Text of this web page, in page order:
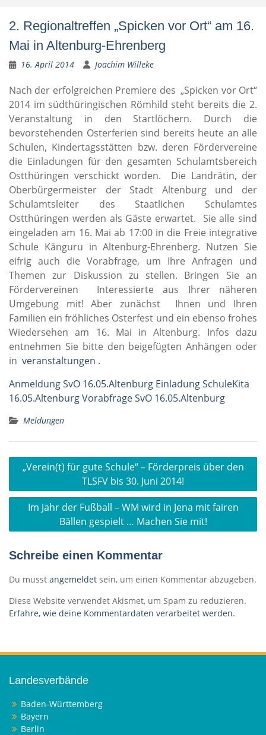
2. Regionaltreffen „Spicken vor Ort“ am 16.
Mai in Altenburg-Ehrenberg
16. April 2014 Joachim Willeke
Nach der erfolgreichen Premiere des „Spicken vor Ort“
2014 im südthüringischen Römhild steht bereits die 2.
Veranstaltung in den Startlöchern. Durch die
bevorstehenden Osterferien sind bereits heute an alle
Schulen, Kindertagsstätten bzw. deren Fördervereine
die Einladungen für den gesamten Schulamtsbereich
Ostthüringen verschickt worden. Die Landrätin, der
Oberbürgermeister der Stadt Altenburg und der
Schulamtsleiter des Staatlichen Schulamtes
Ostthüringen werden als Gäste erwartet. Sie alle sind
eingeladen am 16. Mai ab 17:00 in die Freie integrative
Schule Känguru in Altenburg-Ehrenberg. Nutzen Sie
eifrig auch die Vorabfrage, um Ihre Anfragen und
Themen zur Diskussion zu stellen. Bringen Sie an
Fördervereinen Interessierte aus Ihrer näheren
Umgebung mit! Aber zunächst Ihnen und Ihren
Familien ein fröhliches Osterfest und ein ebenso frohes
Wiedersehen am 16. Mai in Altenburg. Infos dazu
entnehmen Sie bitte den beigefügten Anhängen oder
in veranstaltungen .
Anmeldung SvO 16.05.Altenburg Einladung SchuleKita
16.05.AltenburgVorabfrage SvO 16.05.Altenburg
Meldungen
Beitragsnavigation
„Verein(t) für gute Schule“ – Förderpreis über den
TLSFV bis 30. Juni 2014!
Im Jahr der Fußball – WM wird in Jena mit fairen
Bällen gespielt … Machen Sie mit!
Schreibe einen Kommentar
Du musst angemeldet sein, um einen Kommentar abzugeben.
Diese Website verwendet Akismet, um Spam zu reduzieren.
Erfahre, wie deine Kommentardaten verarbeitet werden.
Landesverbände
Baden-Württemberg
Bayern
Berlin